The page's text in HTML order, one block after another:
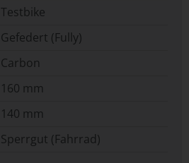
Testbike
Gefedert (Fully)
Carbon
160 mm
140 mm
Sperrgut (Fahrrad)